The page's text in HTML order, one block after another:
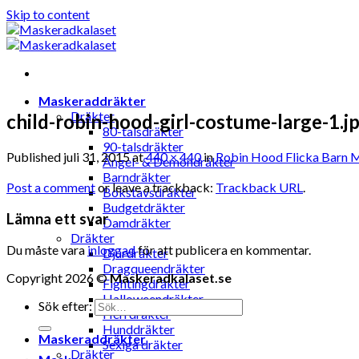
Skip to content
Maskeraddräkter
Dräkter
80-talsdräkter
90-talsdräkter
Ängel- & Demondräkter
Barndräkter
Bokstavsdräkter
Budgetdräkter
Damdräkter
Dräkter
Djurdräkter
Dragqueendräkter
Fightingdräkter
Halloweendräkter
Herrdräkter
Hunddräkter
Sexiga dräkter
child-robin-hood-girl-costume-large-
Published juli 31, 2015at440 × 440inRobin Hood Flicka Barn
Post a commentor leave a trackback: Trackback URL.
Lämna ett svar
Du måste vara inloggadför att publicera en kommentar.
Copyright 2026 ©Maskeradkalaset.se
Sök efter:
Maskeraddräkter
Dräkter